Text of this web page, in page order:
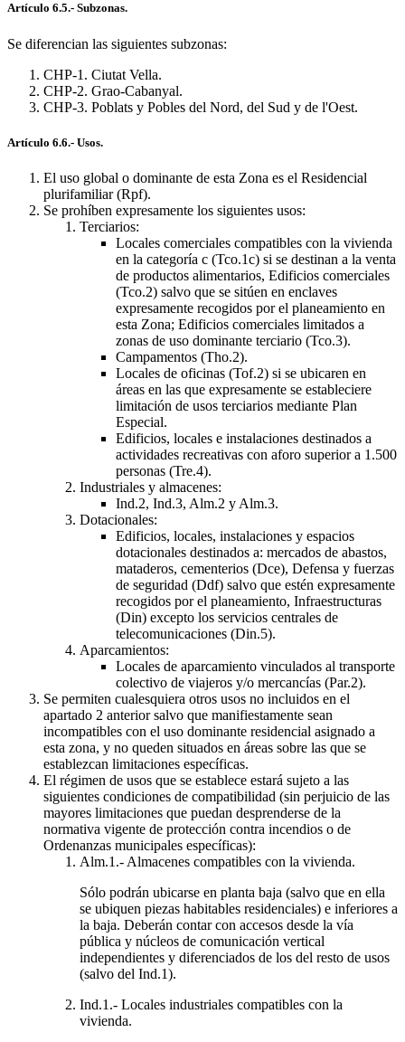
Artículo 6.5.- Subzonas.
Se diferencian las siguientes subzonas:
CHP-1. Ciutat Vella.
CHP-2. Grao-Cabanyal.
CHP-3. Poblats y Pobles del Nord, del Sud y de l'Oest.
Artículo 6.6.- Usos.
El uso global o dominante de esta Zona es el Residencial
plurifamiliar (Rpf).
Se prohíben expresamente los siguientes usos:
Terciarios:
Locales comerciales compatibles con la vivienda
en la categoría c (Tco.1c) si se destinan a la venta
de productos alimentarios, Edificios comerciales
(Tco.2) salvo que se sitúen en enclaves
expresamente recogidos por el planeamiento en
esta Zona; Edificios comerciales limitados a
zonas de uso dominante terciario (Tco.3).
Campamentos (Tho.2).
Locales de oficinas (Tof.2) si se ubicaren en
áreas en las que expresamente se estableciere
limitación de usos terciarios mediante Plan
Especial.
Edificios, locales e instalaciones destinados a
actividades recreativas con aforo superior a 1.500
personas (Tre.4).
Industriales y almacenes:
Ind.2, Ind.3, Alm.2 y Alm.3.
Dotacionales:
Edificios, locales, instalaciones y espacios
dotacionales destinados a: mercados de abastos,
mataderos, cementerios (Dce), Defensa y fuerzas
de seguridad (Ddf) salvo que estén expresamente
recogidos por el planeamiento, Infraestructuras
(Din) excepto los servicios centrales de
telecomunicaciones (Din.5).
Aparcamientos:
Locales de aparcamiento vinculados al transporte
colectivo de viajeros y/o mercancías (Par.2).
Se permiten cualesquiera otros usos no incluidos en el
apartado 2 anterior salvo que manifiestamente sean
incompatibles con el uso dominante residencial asignado a
esta zona, y no queden situados en áreas sobre las que se
establezcan limitaciones específicas.
El régimen de usos que se establece estará sujeto a las
siguientes condiciones de compatibilidad (sin perjuicio de las
mayores limitaciones que puedan desprenderse de la
normativa vigente de protección contra incendios o de
Ordenanzas municipales específicas):
Alm.1.- Almacenes compatibles con la vivienda.
Sólo podrán ubicarse en planta baja (salvo que en ella
se ubiquen piezas habitables residenciales) e inferiores a
la baja. Deberán contar con accesos desde la vía
pública y núcleos de comunicación vertical
independientes y diferenciados de los del resto de usos
(salvo del Ind.1).
Ind.1.- Locales industriales compatibles con la
vivienda.